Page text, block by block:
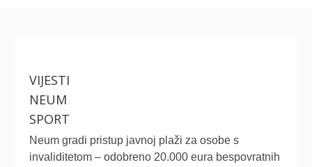
VIJESTI
NEUM
SPORT
Neum gradi pristup javnoj plaži za osobe s
invaliditetom – odobreno 20.000 eura bespovratnih